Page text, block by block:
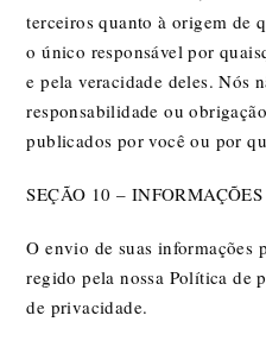
terceiros quanto à origem de
o único responsável por
e pela veracidade deles. Nós
responsabilidade ou
publicados por você ou por
SEÇÃO 10 – INFORMAÇÕES
O envio de suas informações
regido pela nossa Política de
de privacidade.